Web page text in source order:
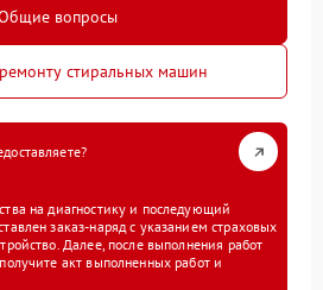
вопросы
стиральных машин
на диагностику и последующий
заказ-наряд с указанием страховых
Далее, после выполнения работ
акт выполненных работ и